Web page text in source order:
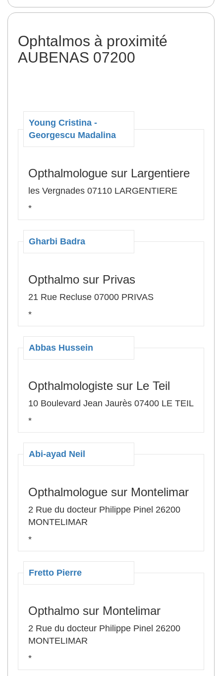
Ophtalmos à proximité
AUBENAS 07200
Young Cristina -
Georgescu Madalina
Opthalmologue sur Largentiere
les Vergnades 07110 LARGENTIERE
*
Gharbi Badra
Opthalmo sur Privas
21 Rue Recluse 07000 PRIVAS
*
Abbas Hussein
Opthalmologiste sur Le Teil
10 Boulevard Jean Jaurès 07400 LE TEIL
*
Abi-ayad Neil
Opthalmologue sur Montelimar
2 Rue du docteur Philippe Pinel 26200
MONTELIMAR
*
Fretto Pierre
Opthalmo sur Montelimar
2 Rue du docteur Philippe Pinel 26200
MONTELIMAR
*